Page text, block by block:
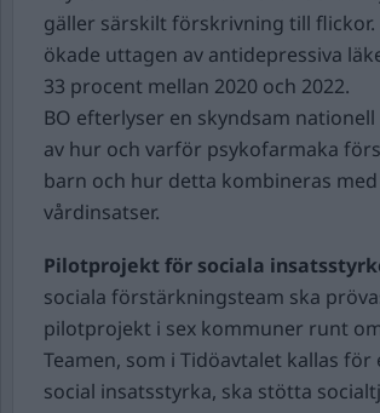
gäller särskilt förskrivning till flickor.
ökade uttagen av antidepressiva
33 procent mellan 2020 och 2022.
BO efterlyser en skyndsam
av hur och varför psykofarmaka
barn och hur detta kombineras
vårdinsatser.
Pilotprojekt för sociala
sociala förstärkningsteam ska
pilotprojekt i sex kommuner runt
Teamen, som i Tidöavtalet kallas för
social insatsstyrka, ska stötta